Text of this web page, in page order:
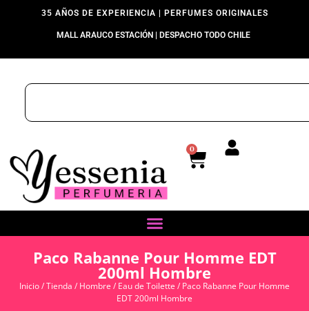
35 AÑOS DE EXPERIENCIA | PERFUMES ORIGINALES
MALL ARAUCO ESTACIÓN | DESPACHO TODO CHILE
0
Paco Rabanne Pour Homme EDT
200ml Hombre
Inicio/Tienda / Hombre / Eau de Toilette / Paco Rabanne Pour Homme
EDT 200ml Hombre